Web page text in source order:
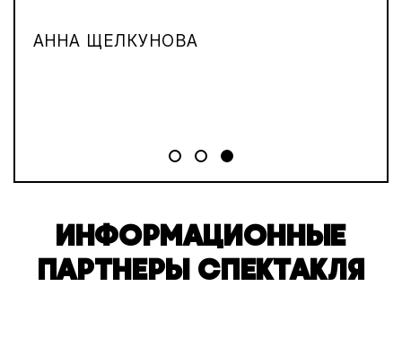
АННА ЩЕЛКУНОВА
ИНФОРМАЦИОННЫЕ
ПАРТНЕРЫ СПЕКТАКЛЯ